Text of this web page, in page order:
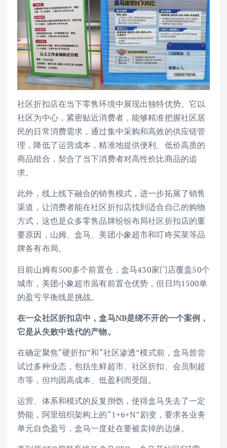
社区折扣店在当下零售环境中展现出独特优势。它以
社区为中心，紧密贴近消费者，能够精准把握社区居
民的日常消费需求，通过集中采购和高效的供应链管
理，降低了运营成本，精准地提供便利、低价高质的
商品组合，契合了当下消费者对高性价比商品的追
求。
此外，线上线下融合的销售模式，进一步拓展了销售
渠道，让消费者能在社区折扣店找到适合自己的购物
方式，这也是众多零售品牌纷纷布局社区折扣店的重
要原因，山姆、盒马、美团小象超市和叮咚买菜等品
牌各有布局。
目前山姆有500多个前置仓，盒马430家门店覆盖50个
城市，美团小象超市虽有前置仓优势，但日均1500单
的盈亏平衡线是挑战。
在一众社区折扣店中，盒马NB是绕不开的一个案例，
它是从失败中迭代的产物。
在确定聚焦“硬折扣”和“社区渗透”模式前，盒马曾尝
试过多种业态，包括生鲜超市、社区折扣、会员制超
市等，但均因高成本、低盈利而受阻。
运营、体系和模式的反复捯饬，使得盒马失去了一定
势能，阿里组织架构上的“1+6+N”剧变，要求各业务
单元自负盈亏，盒马一度处在要被卖掉的边缘。